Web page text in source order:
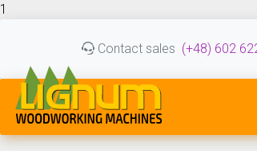
1
Contact sales (+48) 602